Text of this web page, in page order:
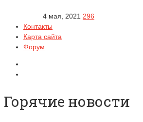
4 мая, 2021 296
Контакты
Карта сайта
Форум
Горячие новости